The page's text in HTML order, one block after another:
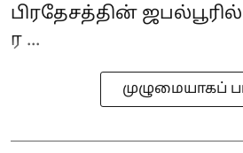
பிரதேசத்தின்
ர ...
முழுமையாகப்